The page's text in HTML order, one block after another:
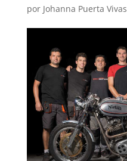
por Johanna Puerta Vivas